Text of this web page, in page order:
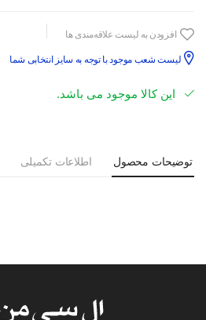
افزودن به لیست علاقه‌مندی ها
لیست شعب موجود با توجه به سایز انتخابی شما
این کالا موجود می باشد.
توضیحات محصول اطلاعات تکمیلی